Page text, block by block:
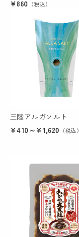
¥860 （税込）
三陸アルガソルト
¥410～¥1,620 （税込）